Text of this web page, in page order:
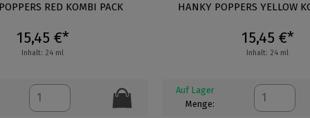
RED KOMBI PACK
15,45 €*
Inhalt: 24 ml
HANKY POPPERS YELLOW
15,45 €*
Inhalt: 24 ml
Auf Lager
Menge: